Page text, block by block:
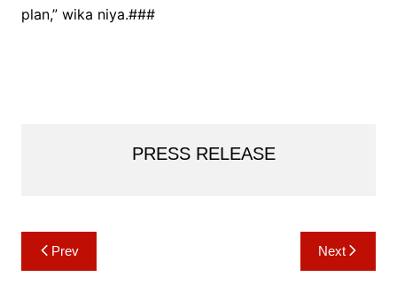
plan,” wika niya.###
PRESS RELEASE
Post
navigation
Prev Next